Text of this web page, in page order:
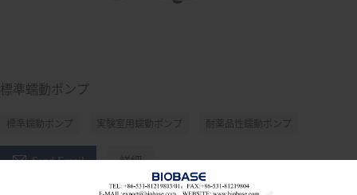
標準蠕動ポンプ
標準蠕動ポンプ 実験室用蠕動ポンプ 耐薬品性蠕動ポンプ
 Send Email 詳細